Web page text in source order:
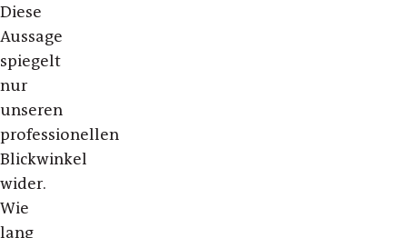
Diese
Aussage
spiegelt
nur
unseren
professionellen
Blickwinkel
wider.
Wie
lang